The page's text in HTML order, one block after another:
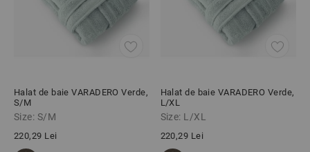
Halat de baie VARADERO Verde,
S/M
Size: S/M
220,29 Lei
Halat de baie VARADERO Verde,
L/XL
Size: L/XL
220,29 Lei